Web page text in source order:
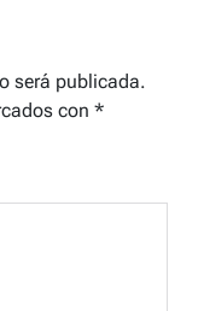
será publicada.
con *